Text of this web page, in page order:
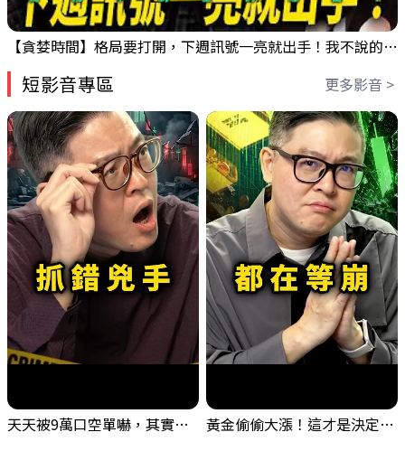
【貪婪時間】格局要打開，下週訊號一亮就出手！我不說的話還真一堆人不知道！｜錢進大趨勢 Mr.智霖 陳 2026/08/08
短影音專區 更多影音 >
天天被9萬口空單嚇，其實你盯錯地方了｜Mr.Jimmy高志銘 #台股 #外資期貨 #融資 黃金偷偷大漲！這才是決定台股生死的「真風向球」！｜Mr.Jimmy高志銘 #黃金 #美元指數 #聯準會